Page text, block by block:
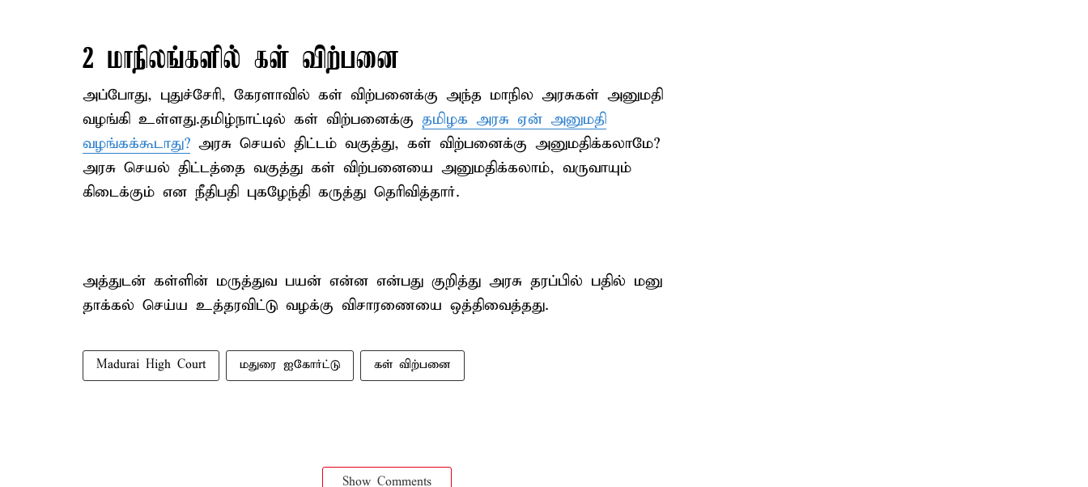
2 மாநிலங்களில் கள் விற்பனை
அப்போது, புதுச்சேரி, கேரளாவில் கள் விற்பனைக்கு அந்த மாநில அரசுகள் அனுமதி
வழங்கி உள்ளது.தமிழ்நாட்டில் கள் விற்பனைக்கு தமிழக அரசு ஏன் அனுமதி
வழங்கக்கூடாது? அரசு செயல் திட்டம் வகுத்து, கள் விற்பனைக்கு அனுமதிக்கலாமே?
அரசு செயல் திட்டத்தை வகுத்து கள் விற்பனையை அனுமதிக்கலாம், வருவாயும்
கிடைக்கும் என நீதிபதி புகழேந்தி கருத்து தெரிவித்தார்.
அத்துடன் கள்ளின் மருத்துவ பயன் என்ன என்பது குறித்து அரசு தரப்பில் பதில் மனு
தாக்கல் செய்ய உத்தரவிட்டு வழக்கு விசாரணையை ஒத்திவைத்தது.
Madurai High Court மதுரை ஐகோர்ட்டு கள் விற்பனை
Show Comments